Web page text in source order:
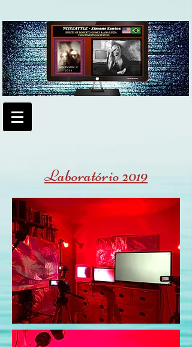
Laboratório 2019